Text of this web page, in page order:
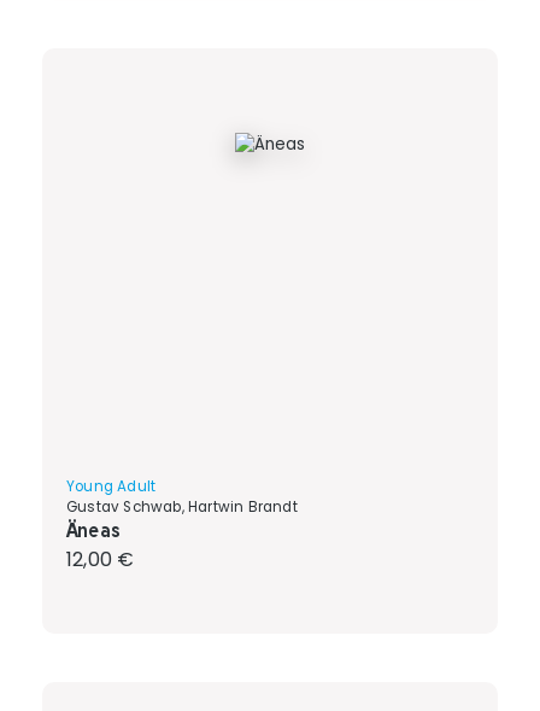
Young Adult
Gustav Schwab, Hartwin Brandt
Äneas
Regulärer Preis:
12,00 €